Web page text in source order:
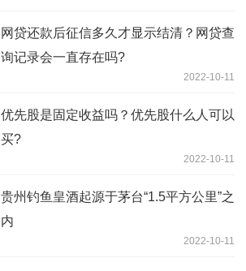
网贷还款后征信多久才显示结清？网贷查
询记录会一直存在吗?
2022-10-11
优先股是固定收益吗？优先股什么人可以
买?
2022-10-11
贵州钓鱼皇酒起源于茅台“1.5平方公里”之
内
2022-10-11